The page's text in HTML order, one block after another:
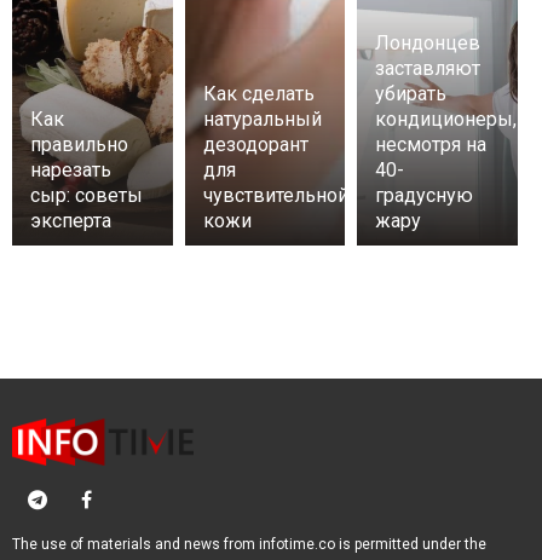
Как
правильно
нарезать
сыр: советы
эксперта
Как сделать
натуральный
дезодорант
для
чувствительной
кожи
Лондонцев
заставляют
убирать
кондиционеры,
несмотря на
40-
градусную
жару
The use of materials and news from infotime.co is permitted under the